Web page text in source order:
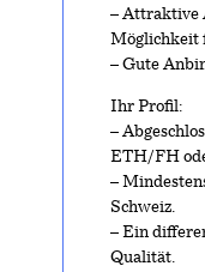
– Attraktive
Möglichkeit
– Gute
Ihr Profil:
–
ETH/FH
–
Schweiz.
– Ein
Qualität.